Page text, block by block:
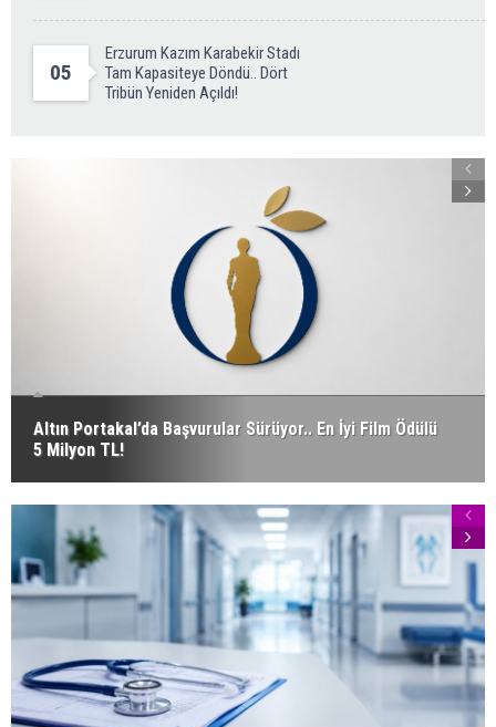
05
Erzurum Kazım Karabekir Stadı
Tam Kapasiteye Döndü.. Dört
Tribün Yeniden Açıldı!
Altın Portakal’da Başvurular Sürüyor.. En İyi Film Ödülü
5 Milyon TL!